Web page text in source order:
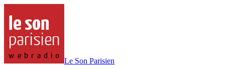
Le Son Parisien